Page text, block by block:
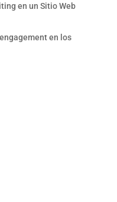
en un Sitio Web
en los